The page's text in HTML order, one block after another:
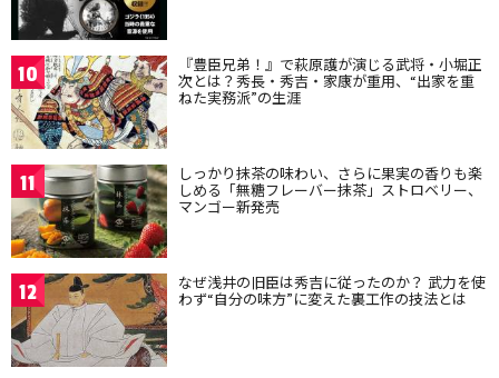
10 『豊臣兄弟！』で萩原護が演じる武将・小堀正
次とは？秀長・秀吉・家康が重用、“出家を重
ねた実務派”の生涯
11 しっかり抹茶の味わい、さらに果実の香りも楽
しめる「無糖フレーバー抹茶」ストロベリー、
マンゴー新発売
12 なぜ浅井の旧臣は秀吉に従ったのか？ 武力を使
わず“自分の味方”に変えた裏工作の技法とは